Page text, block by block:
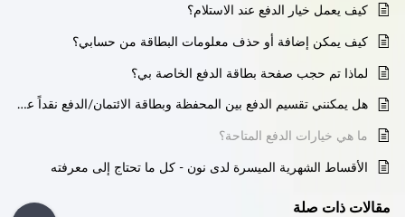
كيف يعمل خيار الدفع عند الاستلام؟
كيف يمكن إضافة أو حذف معلومات البطاقة من حسابي؟
لماذا تم حجب صفحة بطاقة الدفع الخاصة بي؟
هل يمكنني تقسيم الدفع بين المحفظة وبطاقة الائتمان/الدفع نقداً عند التسليم؟
ما هي خيارات الدفع المتاحة؟
الأقساط الشهرية الميسرة لدى نون - كل ما تحتاج إلى معرفته
مقالات ذات صلة